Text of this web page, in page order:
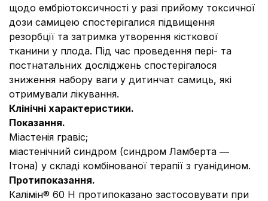
щодо ембріотоксичності у разі прийому токсичної
дози самицею спостерігалися підвищення
резорбції та затримка утворення кісткової
тканини у плода. Під час проведення пері- та
постнатальних досліджень спостерігалося
зниження набору ваги у дитинчат самиць, які
отримували лікування.
Клінічні характеристики.
Показання.
Міастенія гравіс;
міастенічний синдром (синдром Ламберта ―
Ітона) у складі комбінованої терапії з гуанідином.
Протипоказання.
Калiмiн® 60 Н протипоказано застосовувати при